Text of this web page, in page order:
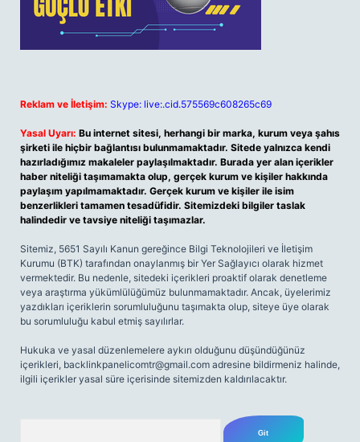
Reklam ve İletişim: Skype: live:.cid.575569c608265c69
Yasal Uyarı: Bu internet sitesi, herhangi bir marka, kurum veya şahıs
şirketi ile hiçbir bağlantısı bulunmamaktadır. Sitede yalnızca kendi
hazırladığımız makaleler paylaşılmaktadır. Burada yer alan içerikler
haber niteliği taşımamakta olup, gerçek kurum ve kişiler hakkında
paylaşım yapılmamaktadır. Gerçek kurum ve kişiler ile isim
benzerlikleri tamamen tesadüfidir. Sitemizdeki bilgiler taslak
halindedir ve tavsiye niteliği taşımazlar.
Sitemiz, 5651 Sayılı Kanun gereğince Bilgi Teknolojileri ve İletişim
Kurumu (BTK) tarafından onaylanmış bir Yer Sağlayıcı olarak hizmet
vermektedir. Bu nedenle, sitedeki içerikleri proaktif olarak denetleme
veya araştırma yükümlülüğümüz bulunmamaktadır. Ancak, üyelerimiz
yazdıkları içeriklerin sorumluluğunu taşımakta olup, siteye üye olarak
bu sorumluluğu kabul etmiş sayılırlar.
Hukuka ve yasal düzenlemelere aykırı olduğunu düşündüğünüz
içerikleri, backlinkpanelicomtr@gmail.com adresine bildirmeniz halinde,
ilgili içerikler yasal süre içerisinde sitemizden kaldırılacaktır.